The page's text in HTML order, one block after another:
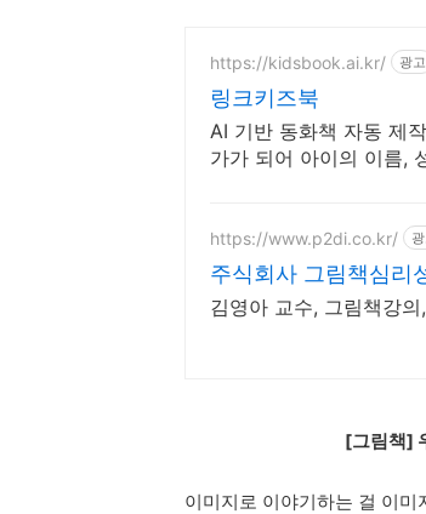
https://kidsbook.ai.kr/ 광고
링크키즈북
AI 기반 동화책 자동 제
가가 되어 아이의 이름,
https://www.p2di.co.kr/
주식회사 그림책심리
김영아 교수, 그림책강
[그림책]
이미지로 이야기하는 걸 이